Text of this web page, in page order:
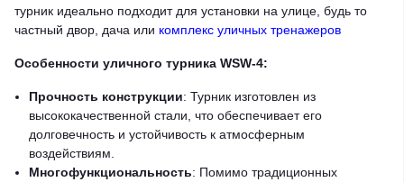
турник идеально подходит для установки на улице, будь то
частный двор, дача или комплекс уличных тренажеров
Особенности уличного турника WSW-4:
Прочность конструкции: Турник изготовлен из
высококачественной стали, что обеспечивает его
долговечность и устойчивость к атмосферным
воздействиям.
Многофункциональность: Помимо традиционных